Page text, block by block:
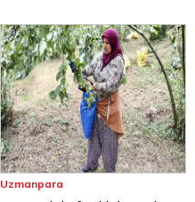
Uzmanpara